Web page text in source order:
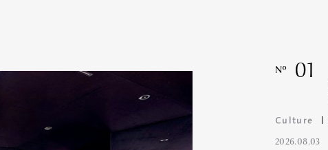
Nº 01
Culture
2026.08.03